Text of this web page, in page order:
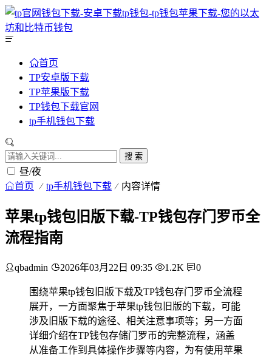
首页
TP安卓版下载
TP苹果版下载
TP钱包下载官网
tp手机钱包下载
搜 索
昼/夜
首页 tp手机钱包下载 内容详情
苹果tp钱包旧版下载-TP钱包存门罗币全
流程指南
qbadmin 2026年03月22日 09:35 1.2K 0
围绕苹果tp钱包旧版下载及TP钱包存门罗币全流程
展开，一方面聚焦于苹果tp钱包旧版的下载，可能
涉及旧版下载的途径、相关注意事项等；另一方面
详细介绍在TP钱包存储门罗币的完整流程，涵盖
从准备工作到具体操作步骤等内容，为有使用苹果